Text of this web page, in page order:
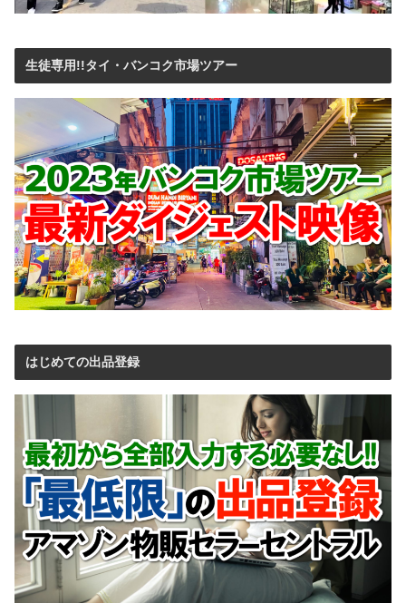
生徒専用!!タイ・バンコク市場ツアー
はじめての出品登録